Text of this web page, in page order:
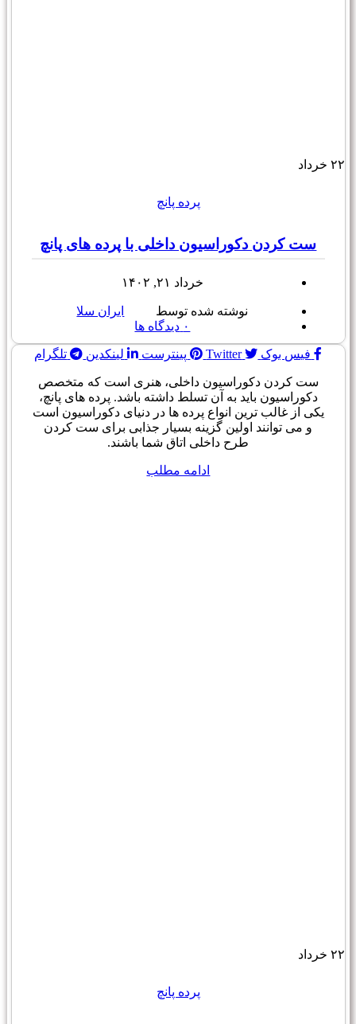
۲۲ خرداد
پرده پانچ
ست کردن دکوراسیون داخلی با پرده های پانچ
خرداد ۲۱, ۱۴۰۲
نوشته شده توسط
ایران سلا
۰ دیدگاه ها
فیس بوک Twitter پینترست لینکدین تلگرام
ست کردن دکوراسیون داخلی، هنری است که متخصص
دکوراسیون باید به آن تسلط داشته باشد. پرده های پانچ،
یکی از غالب ترین انواع پرده ها در دنیای دکوراسیون است
و می توانند اولین گزینه بسیار جذابی برای ست کردن
طرح داخلی اتاق شما باشند.
ادامه مطلب
۲۲ خرداد
پرده پانچ